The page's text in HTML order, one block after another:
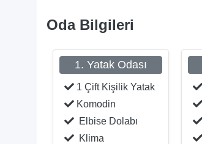
Oda Bilgileri
1. Yatak Odası
1 Çift Kişilik Yatak
Komodin
Elbise Dolabı
Klima